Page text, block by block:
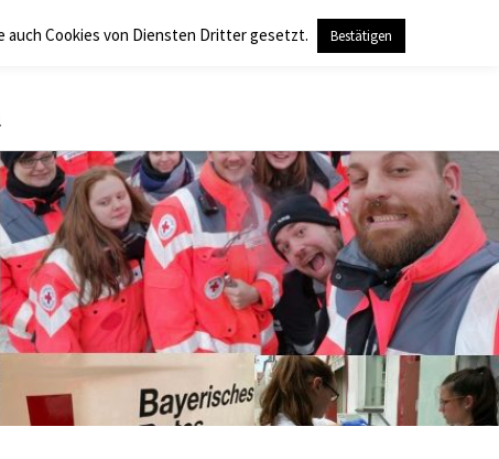
auch Cookies von Diensten Dritter gesetzt. Bestätigen